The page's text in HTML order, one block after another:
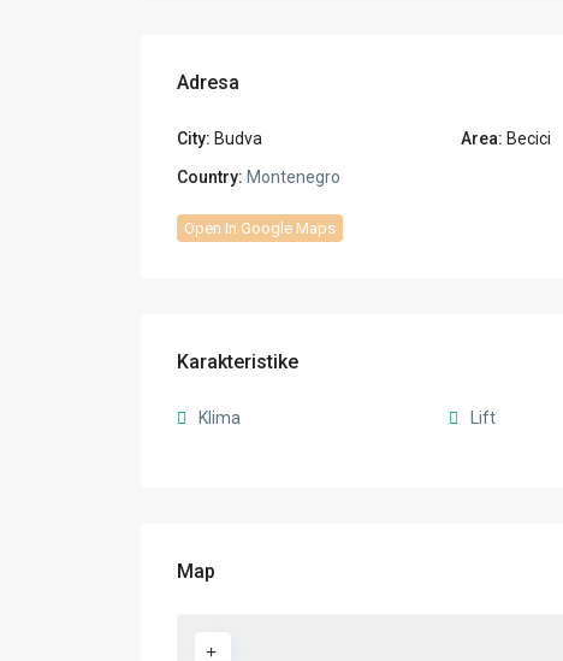
Adresa
City: Budva Area: Becici
Country: Montenegro
Open In Google Maps
Karakteristike
Klima Lift
Map